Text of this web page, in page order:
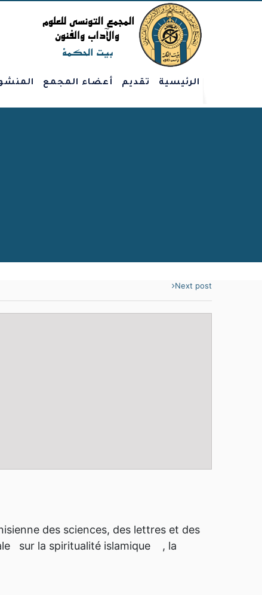
الرئيسية تقديم أعضاء المجمع
Next post
des sciences, des lettres et des
sur la spiritualité islamique , la